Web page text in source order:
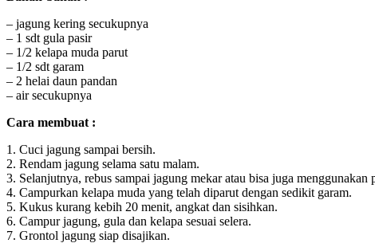
– jagung kering secukupnya
– 1 sdt gula pasir
– 1/2 kelapa muda parut
– 1/2 sdt garam
– 2 helai daun pandan
– air secukupnya
Cara membuat :
1. Cuci jagung sampai bersih.
2. Rendam jagung selama satu malam.
3. Selanjutnya, rebus sampai jagung mekar atau bisa juga menggunakan
4. Campurkan kelapa muda yang telah diparut dengan sedikit garam.
5. Kukus kurang kebih 20 menit, angkat dan sisihkan.
6. Campur jagung, gula dan kelapa sesuai selera.
7. Grontol jagung siap disajikan.